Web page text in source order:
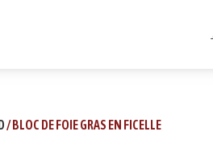
/ BLOC DE FOIE GRAS EN FICELLE